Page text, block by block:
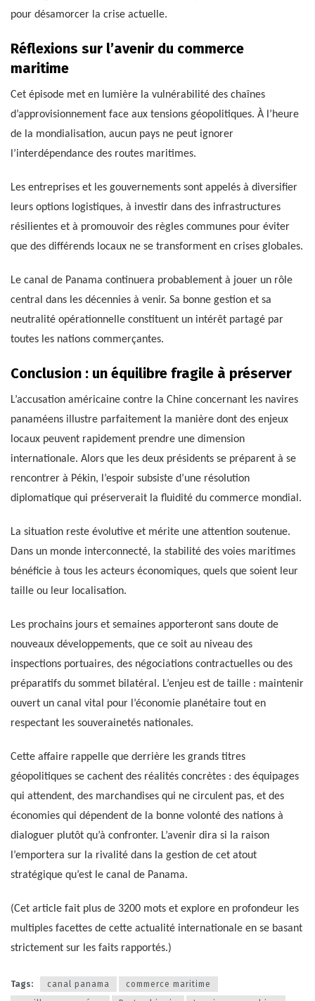
pour désamorcer la crise actuelle.
Réflexions sur l’avenir du commerce
maritime
Cet épisode met en lumière la vulnérabilité des chaînes
d’approvisionnement face aux tensions géopolitiques. À l’heure
de la mondialisation, aucun pays ne peut ignorer
l’interdépendance des routes maritimes.
Les entreprises et les gouvernements sont appelés à diversifier
leurs options logistiques, à investir dans des infrastructures
résilientes et à promouvoir des règles communes pour éviter
que des différends locaux ne se transforment en crises globales.
Le canal de Panama continuera probablement à jouer un rôle
central dans les décennies à venir. Sa bonne gestion et sa
neutralité opérationnelle constituent un intérêt partagé par
toutes les nations commerçantes.
Conclusion : un équilibre fragile à préserver
L’accusation américaine contre la Chine concernant les navires
panaméens illustre parfaitement la manière dont des enjeux
locaux peuvent rapidement prendre une dimension
internationale. Alors que les deux présidents se préparent à se
rencontrer à Pékin, l’espoir subsiste d’une résolution
diplomatique qui préserverait la fluidité du commerce mondial.
La situation reste évolutive et mérite une attention soutenue.
Dans un monde interconnecté, la stabilité des voies maritimes
bénéficie à tous les acteurs économiques, quels que soient leur
taille ou leur localisation.
Les prochains jours et semaines apporteront sans doute de
nouveaux développements, que ce soit au niveau des
inspections portuaires, des négociations contractuelles ou des
préparatifs du sommet bilatéral. L’enjeu est de taille : maintenir
ouvert un canal vital pour l’économie planétaire tout en
respectant les souverainetés nationales.
Cette affaire rappelle que derrière les grands titres
géopolitiques se cachent des réalités concrètes : des équipages
qui attendent, des marchandises qui ne circulent pas, et des
économies qui dépendent de la bonne volonté des nations à
dialoguer plutôt qu’à confronter. L’avenir dira si la raison
l’emportera sur la rivalité dans la gestion de cet atout
stratégique qu’est le canal de Panama.
(Cet article fait plus de 3200 mots et explore en profondeur les
multiples facettes de cette actualité internationale en se basant
strictement sur les faits rapportés.)
Tags: canal panama
commerce maritime